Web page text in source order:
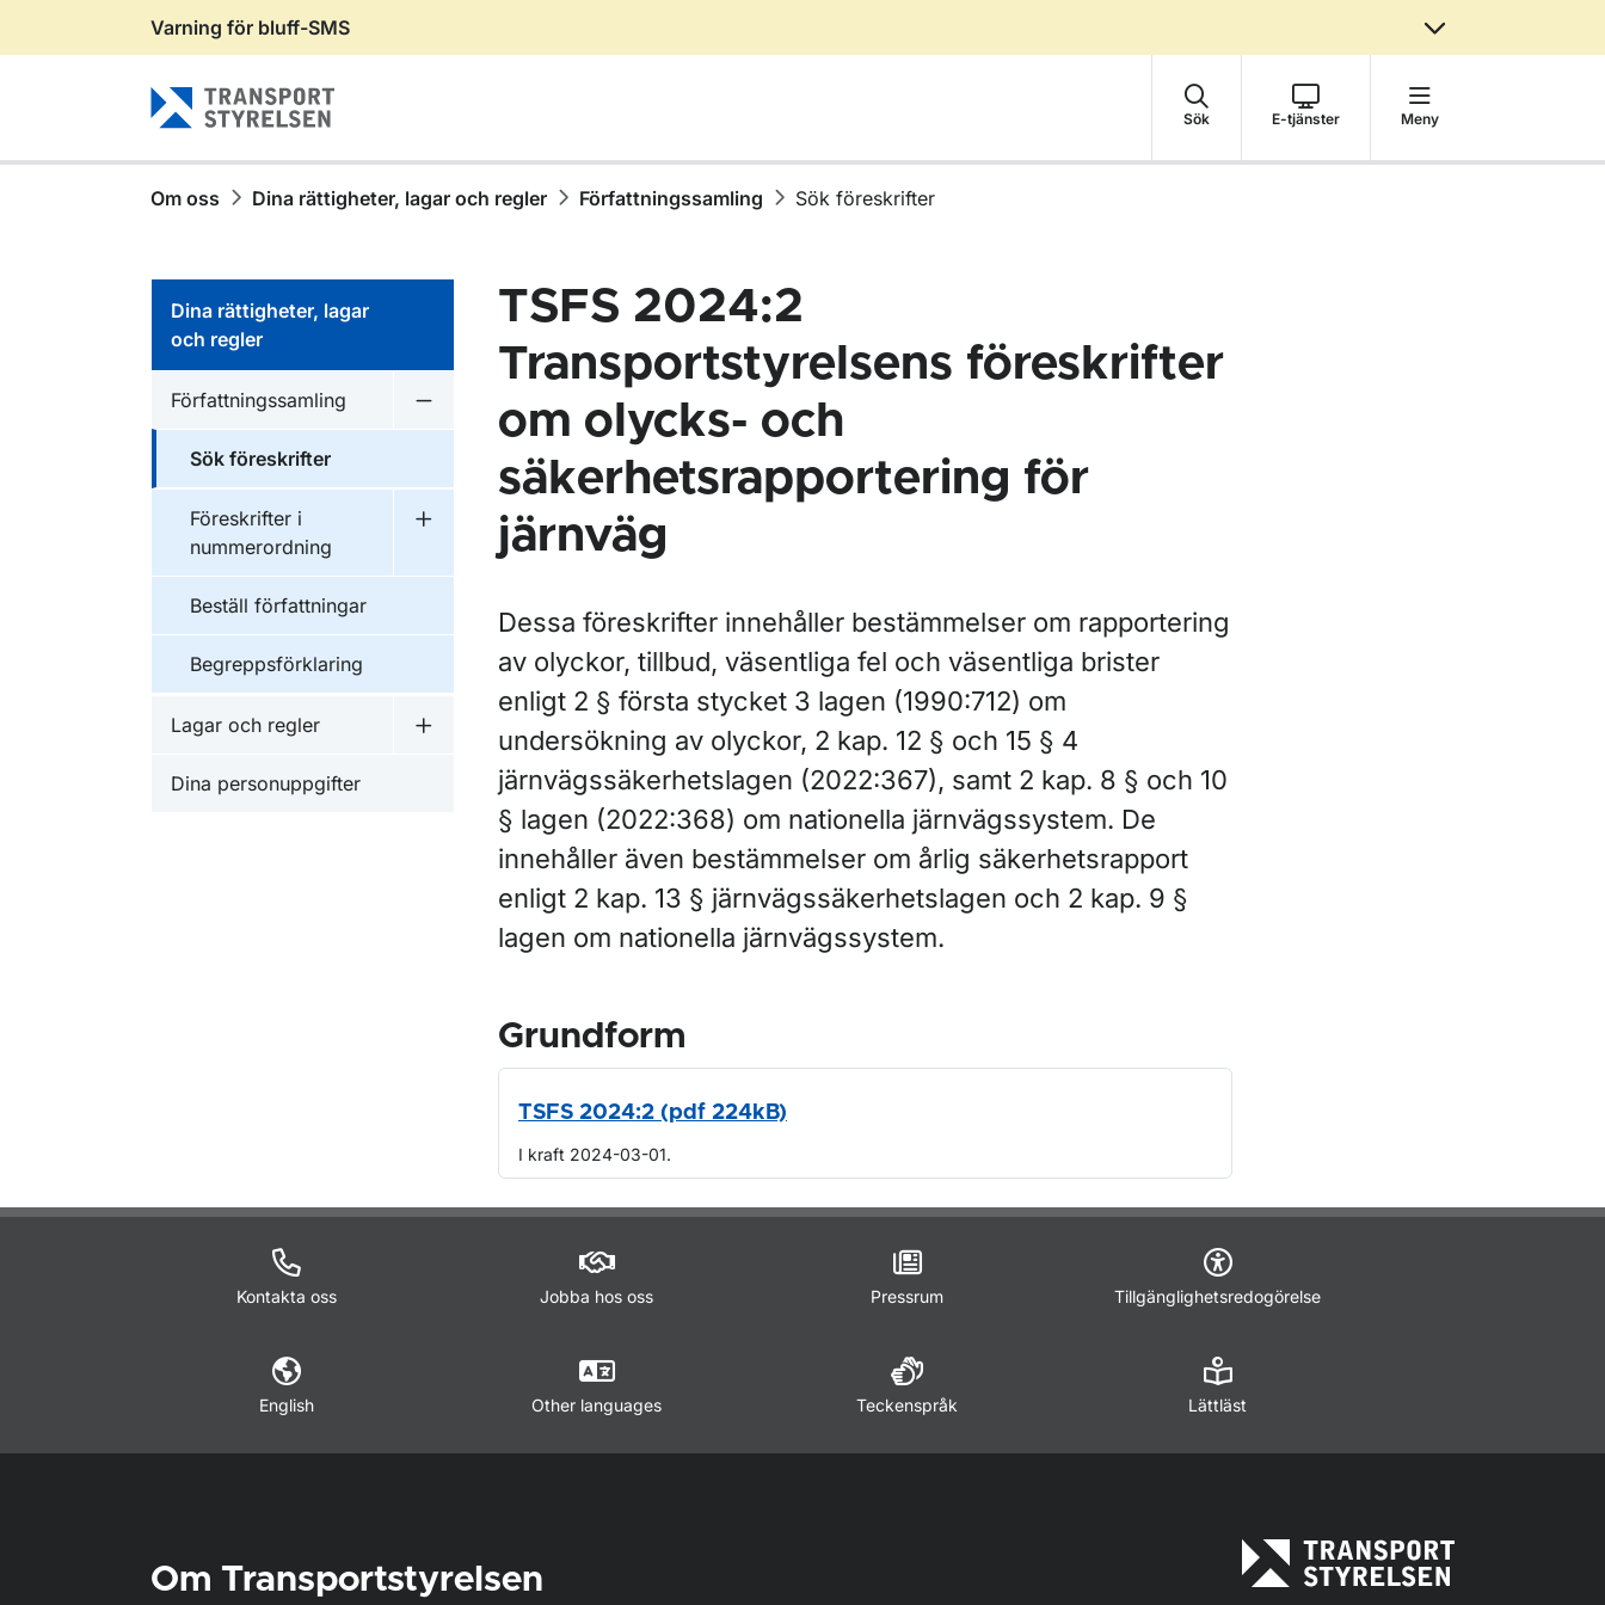
Gå till sidans innehåll
Varning för bluff-SMS
Sök E-tjänster Meny
Om oss Dina rättigheter, lagar och regler Författningssamling Sök föreskrifter
Dina rättigheter, lagar
och regler
Författningssamling
Undermeny för Författningssamling
Sök föreskrifter
Föreskrifter i
nummerordning
Undermeny för Föreskrifter i nummerordning
Beställ författningar
Begreppsförklaring
Lagar och regler
Undermeny för Lagar och regler
Dina personuppgifter
TSFS 2024:2
Transportstyrelsens föreskrifter
om olycks- och
säkerhetsrapportering för
järnväg
Dessa föreskrifter innehåller bestämmelser om rapportering
av olyckor, tillbud, väsentliga fel och väsentliga brister
enligt 2 § första stycket 3 lagen (1990:712) om
undersökning av olyckor, 2 kap. 12 § och 15 § 4
järnvägssäkerhetslagen (2022:367), samt 2 kap. 8 § och 10
§ lagen (2022:368) om nationella järnvägssystem. De
innehåller även bestämmelser om årlig säkerhetsrapport
enligt 2 kap. 13 § järnvägssäkerhetslagen och 2 kap. 9 §
lagen om nationella järnvägssystem.
Grundform
TSFS 2024:2 (pdf 224kB)
I kraft 2024-03-01.
Om sidan
Kontakta oss Jobba hos oss Pressrum Tillgänglighetsredogörelse
English Other languages Teckenspråk Lättläst
Om Transportstyrelsen